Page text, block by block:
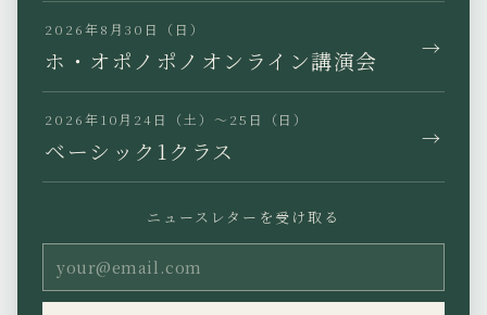
JP EN KR TW
利用規約
Copyright (C) Ho’oponopono
2026年8月30日（日）
ホ・オポノポノオンライン講演会 →
2026年10月24日（土）〜25日（日）
ベーシック1クラス →
ニュースレターを受け取る